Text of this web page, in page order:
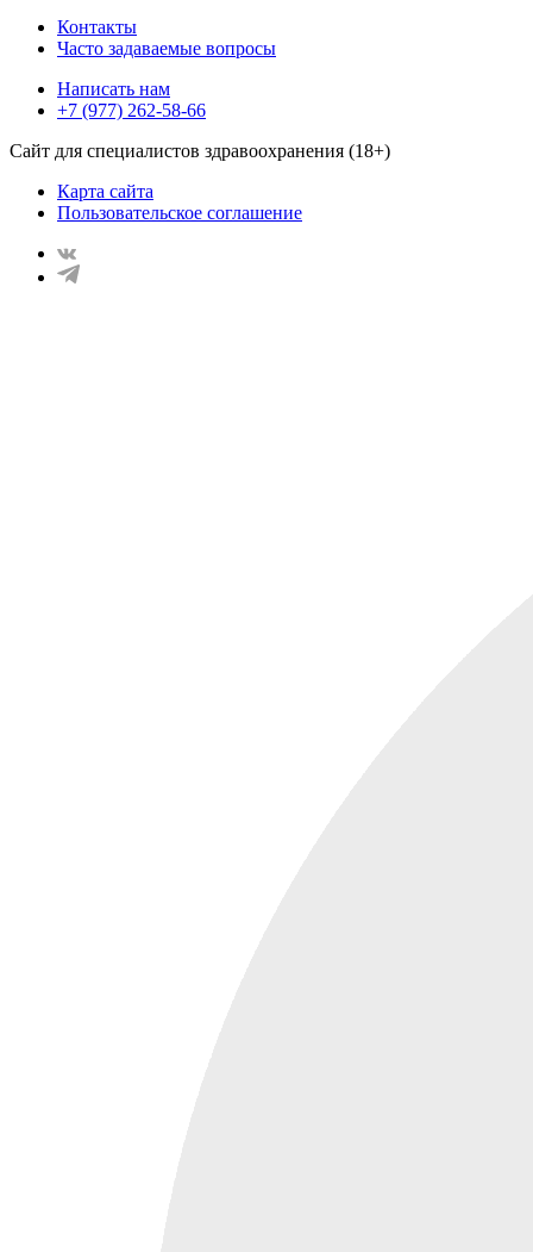
Контакты
Часто задаваемые вопросы
Написать нам
+7 (977) 262-58-66
Сайт для специалистов здравоохранения (18+)
Карта сайта
Пользовательское соглашение